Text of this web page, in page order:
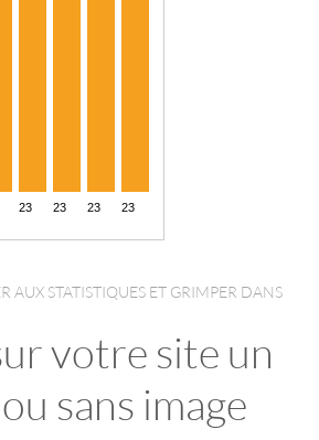
AUX STATISTIQUES ET GRIMPER DANS
votre site un
sans image